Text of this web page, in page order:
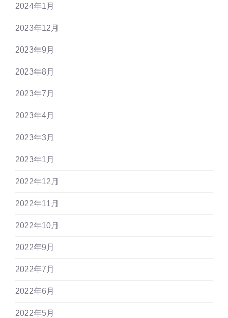
2024年1月
2023年12月
2023年9月
2023年8月
2023年7月
2023年4月
2023年3月
2023年1月
2022年12月
2022年11月
2022年10月
2022年9月
2022年7月
2022年6月
2022年5月